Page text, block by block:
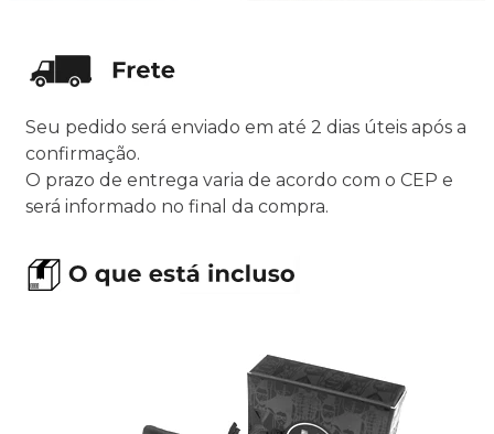
Seu pedido será enviado em até 2 dias úteis após a
confirmação.
O prazo de entrega varia de acordo com o CEP e
será informado no final da compra.